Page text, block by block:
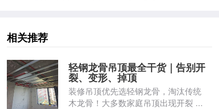
相关推荐
轻钢龙骨吊顶最全干货｜告别开
裂、变形、掉顶
装修吊顶优先选轻钢龙骨，淘汰传统
木龙骨！大多数家庭吊顶出现开裂 ...